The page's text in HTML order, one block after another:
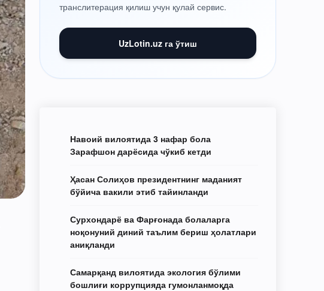
транслитерация қилиш учун қулай сервис.
UzLotin.uz га ўтиш
Навоий вилоятида 3 нафар бола
Зарафшон дарёсида чўкиб кетди
Ҳасан Солиҳов президентнинг маданият
бўйича вакили этиб тайинланди
Сурхондарё ва Фарғонада болаларга
ноқонуний диний таълим бериш ҳолатлари
аниқланди
Самарқанд вилоятида экология бўлими
бошлиғи коррупцияда гумонланмоқда